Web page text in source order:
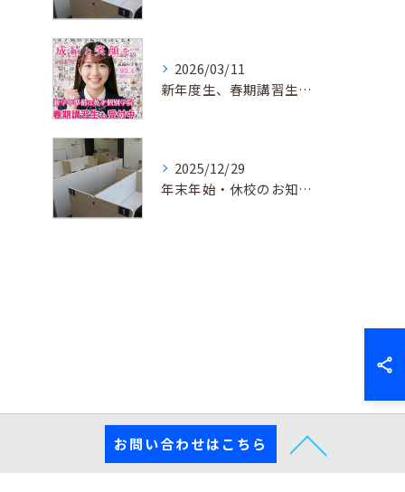
2026/03/11
新年度生、春期講習生 受付中！
2025/12/29
年末年始・休校のお知らせ
お問い合わせはこちら